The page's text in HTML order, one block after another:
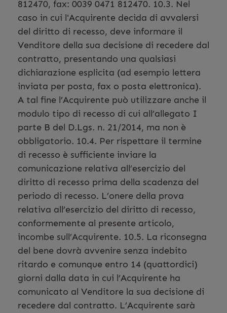
812470, fax: 0039 0471 812470. 10.3. Nel
caso in cui l'Acquirente decida di avvalersi
del diritto di recesso, deve informare il
Venditore della sua decisione di recedere dal
contratto, presentando una qualsiasi
dichiarazione esplicita (ad esempio lettera
inviata per posta, fax o posta elettronica).
A tal fine l’Acquirente può utilizzare anche il
modulo tipo di recesso di cui all’allegato I
parte B del D.Lgs. n. 21/2014, ma non è
obbligatorio. 10.4. Per rispettare il termine
di recesso è sufficiente inviare la
comunicazione relativa all’esercizio del
diritto di recesso prima della scadenza del
periodo di recesso. L’onere della prova
relativa all’esercizio del diritto di recesso,
conformemente al presente articolo,
incombe sull’Acquirente. 10.5. La riconsegna
del bene dovrà avvenire senza indebito
ritardo e comunque entro 14 (quattordici)
giorni dalla data in cui l’Acquirente ha
comunicato al Venditore la sua decisione di
recedere dal contratto. L’Acquirente sarà